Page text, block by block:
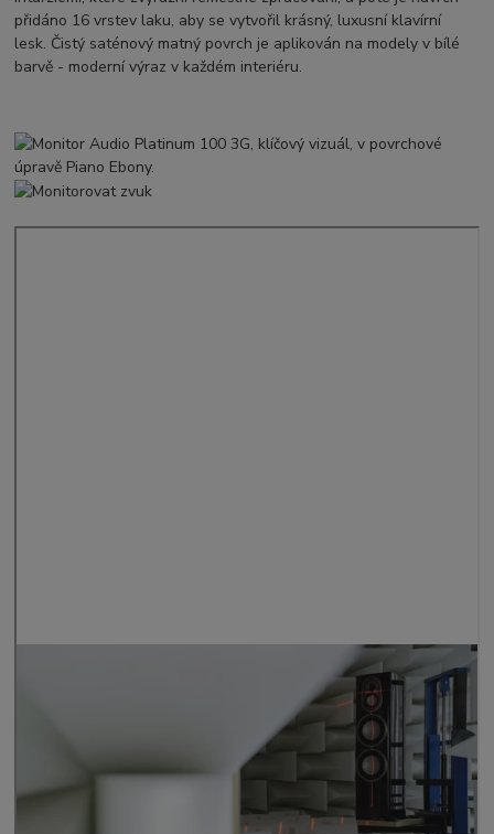
přidáno 16 vrstev laku, aby se vytvořil krásný, luxusní klavírní
lesk. Čistý saténový matný povrch je aplikován na modely v bílé
barvě - moderní výraz v každém interiéru.